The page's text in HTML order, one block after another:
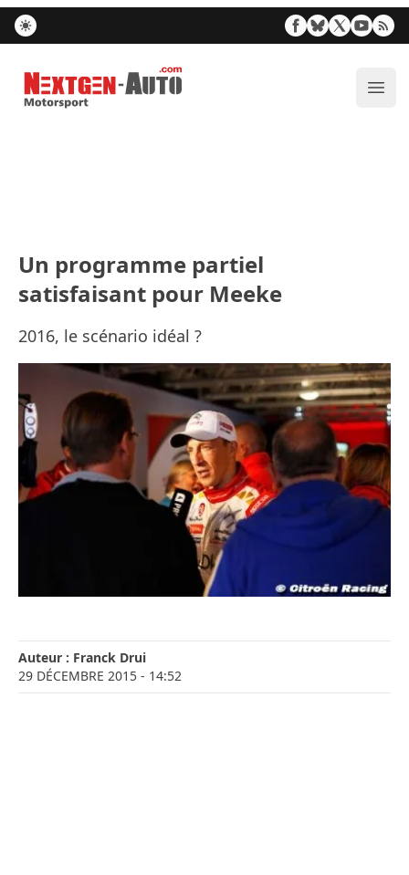
Nextgen-Auto.com
Un programme partiel
satisfaisant pour Meeke
2016, le scénario idéal ?
Auteur : Franck Drui
29 DÉCEMBRE 2015 - 14:52